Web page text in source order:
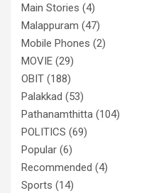
Main Stories (4)
Malappuram (47)
Mobile Phones (2)
MOVIE (29)
OBIT (188)
Palakkad (53)
Pathanamthitta (104)
POLITICS (69)
Popular (6)
Recommended (4)
Sports (14)